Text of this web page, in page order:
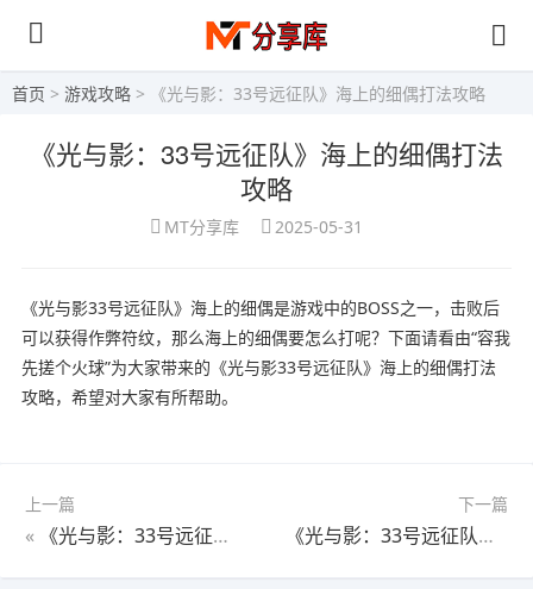
首页 > 游戏攻略 > 《光与影：33号远征队》海上的细偶打法攻略
《光与影：33号远征队》海上的细偶打法
攻略
MT分享库 2025-05-31
《光与影33号远征队》海上的细偶是游戏中的BOSS之一，击败后
可以获得作弊符纹，那么海上的细偶要怎么打呢？下面请看由“容我
先搓个火球”为大家带来的《光与影33号远征队》海上的细偶打法
攻略，希望对大家有所帮助。
上一篇
« 《光与影：33号远征队》疗愈格挡符纹获取
下一篇
《光与影：33号远征队》强化先手攻击符纹